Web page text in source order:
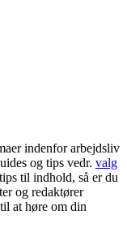
indenfor arbejdsliv
og tips vedr. valg
til indhold, så er du
og redaktører
at høre om din